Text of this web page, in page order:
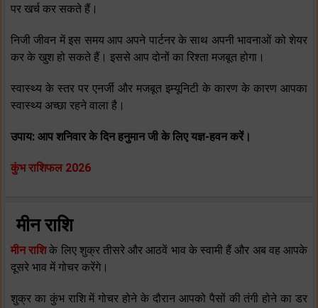
पर खर्च कर सकते हैं।
निजी जीवन में इस समय आप अपने पार्टनर के साथ अपनी भावनाओं को शेयर
कर के खुश हो सकते हैं। इससे आप दोनों का रिश्‍ता मजबूत होगा।
स्‍वास्‍थ्‍य के स्‍तर पर एनर्जी और मजबूत इम्‍यूनिटी के कारण के कारण आपका
स्‍वास्‍थ्‍य अच्‍छा रहने वाला है।
उपाय: आप शनिवार के दिन हनुमान जी के लिए यज्ञ-हवन करें।
कुंभ राशिफल 2026
मीन राशि
मीन राशिके लिए शुक्र तीसरे और आठवें भाव के स्‍वामी हैं और अब वह आपके
दूसरे भाव में गोचर करेंगे।
शुक्र का कुंभ राशि में गोचर होने के दौरान आपको पैसों की तंगी होने का डर